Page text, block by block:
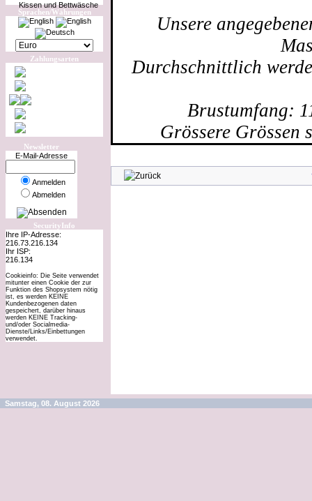
Kissen und Bettwäsche
Sprachen/Währungen
Zahlungsarten
Newsletter
E-Mail-Adresse
Anmelden
Abmelden
SecurityInfo
Ihre IP-Adresse:
216.73.216.134
Ihr ISP:
216.134
Cookieinfo: Die Seite verwendet
mitunter einen Cookie der zur
Funktion des Shopsystem nötig
ist, es werden KEINE
Kundenbezogenen daten
gespeichert, darüber hinaus
werden KEINE Tracking-
und/oder Socialmedia-
Dienste/Links/Einbettungen
verwendet.
Unsere
Durchschnittlich
Brustumfang:
Grössere Grössen
Samstag, 08. August 2026